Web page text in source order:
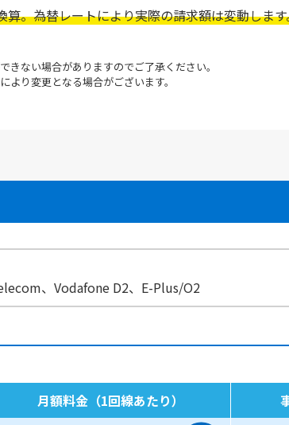
算。為替レートにより実際の請求額は変動しま
ない場合がありますのでご了承ください。
り変更となる場合がございます。
、Vodafone D2、E-Plus/O2
月額料金（1回線あたり）